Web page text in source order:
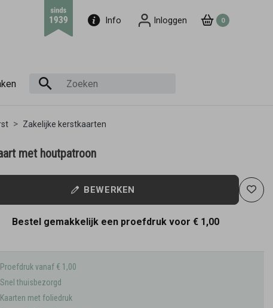
Info Inloggen 0
Zakelijke kerstkaarten
met houtpatroon
BEWERKEN
Bestel gemakkelijk een proefdruk voor € 1,00
Proefdruk vanaf € 1,00
Snel thuisbezorgd
Kaarten met foliedruk